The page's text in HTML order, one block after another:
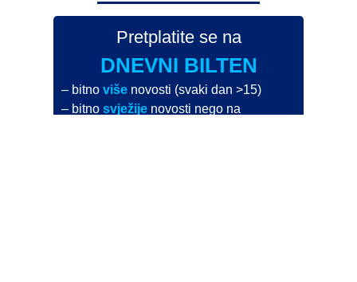
Pretplatite se na
DNEVNI BILTEN
– bitnoviše novosti (svaki dan >15)
– bitnosvježije novosti nego na